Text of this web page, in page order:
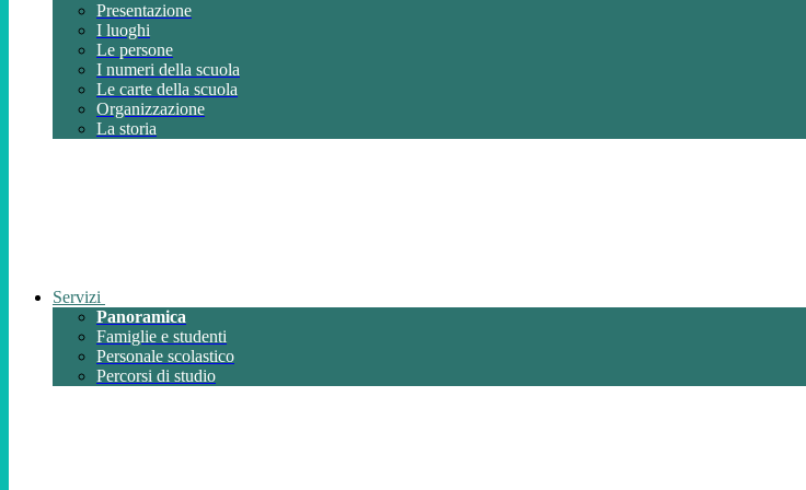
Presentazione
I luoghi
Le persone
I numeri della scuola
Le carte della scuola
Organizzazione
La storia
Servizi
Panoramica
Famiglie e studenti
Personale scolastico
Percorsi di studio